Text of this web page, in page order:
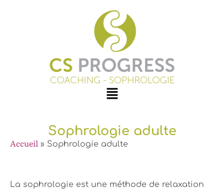
Sophrologie adulte
Accueil » Sophrologie adulte
La sophrologie est une méthode de relaxation